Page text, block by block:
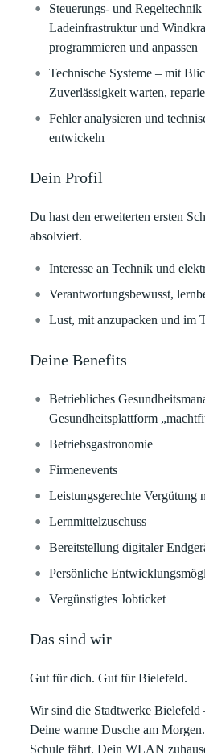
Steuerungs- und
Ladeinfrastruktur und
programmieren und anpassen
Technische Systeme – mit
Zuverlässigkeit warten,
Fehler analysieren und
entwickeln
Dein Profil
Du hast den erweiterten ersten
absolviert.
Interesse an Technik und
Verantwortungsbewusst,
Lust, mit anzupacken und im
Deine Benefits
Betriebliches
Gesundheitsplattform
Betriebsgastronomie
Firmenevents
Leistungsgerechte Vergütung
Lernmittelzuschuss
Bereitstellung digitaler
Persönliche
Vergünstigtes Jobticket
Das sind wir
Gut für dich. Gut für Bielefeld.
Wir sind die Stadtwerke Bielefeld
Deine warme Dusche am
Schule fährt. Dein WLAN